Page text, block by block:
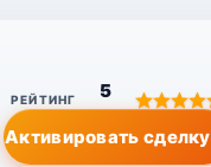
РЕЙТИНГ 5
Активировать сделку